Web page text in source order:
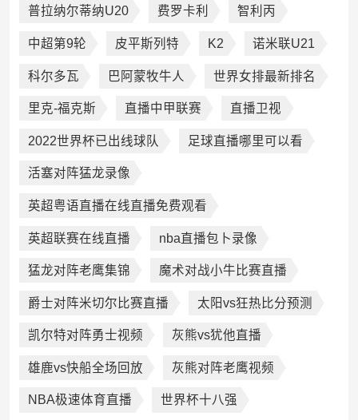
普拉纳尔蒂纳U20 费罗卡利 智利丙
中超第9轮 皮平斯列特 K2 诺米联U21
科尔多瓦 巴阿蒙牧牛人 世界女排最新排名
里克-福克斯 直播中甲联赛 直播卫视
2022世界杯已出线球队 足球直播哪里可以看
活塞对阵猛龙录像
英超粤语直播在线直播免费观看
英超联赛在线直播 nba直播包卜录像
猛龙对阵老鹰集锦 魔术对战小牛比赛直播
爵士对阵米切尔比赛直播 太阳vs狂热比分预测
凯尔特对阵勇士视频 灰熊vs犹他直播
雄鹿vs快船全场回放 灰熊对阵老鹰视频
NBA极速体育直播 世界杯十八强